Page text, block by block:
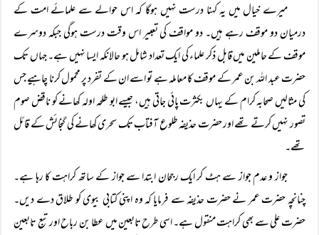
میرے خیال میں یہ کہنا درست نہیں ہوگا کہ اس حوالے سے علمائے امت کے
درمیان دو موقف رہے ہیں۔ دو مواقف کی تعبیر اس وقت درست ہوگی جبکہ دوسرے
موقف کے حاملین میں قابل ذکر علماء کی ایک تعداد شامل ہو حالانکہ ایسا نہیں ہے۔ جہاں تک
حضرت عبد اللہ بن عمر کے موقف کا معاملہ ہے تو اسے ان کے تفرد پر محمول کرنا چاہیے جس
کی مثالیں صحابہ کرام کے یہاں بکثرت پائی جاتی ہیں، جیسے ابو طلحہ اولہ کھانے کو ناقض صوم
تصور نہیں کرتے تھے اور حضرت حذیفہ طلوع آفتاب تک سحری کھانے کی گنجائش کے قائل
تھے۔
جواز و عدم جواز سے ہٹ کر ایک رجحان ابتدا سے جواز کے ساتھ کراہت کا رہا ہے۔
چنانچہ حضرت عمر نے حضرت حذیفہ سے فرمایا کہ وہ اپنی کتابی بیوی کو طلاق دے دیں۔
حضرت علی سے بھی کراہت منقول ہے۔ اسی طرح تابعین میں عطا بن رباح اور تبع تابعین